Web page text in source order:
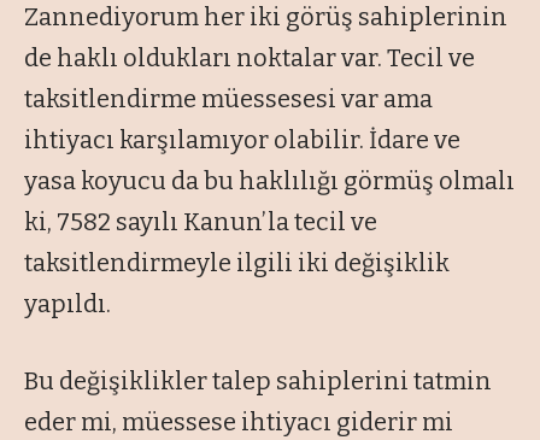
Zannediyorum her iki görüş sahiplerinin
de haklı oldukları noktalar var. Tecil ve
taksitlendirme müessesesi var ama
ihtiyacı karşılamıyor olabilir. İdare ve
yasa koyucu da bu haklılığı görmüş olmalı
ki, 7582 sayılı Kanun’la tecil ve
taksitlendirmeyle ilgili iki değişiklik
yapıldı.
Bu değişiklikler talep sahiplerini tatmin
eder mi, müessese ihtiyacı giderir mi